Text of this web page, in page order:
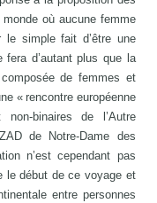
où aucune femme
simple fait d’être une
d’autant plus que la
de femmes et
« rencontre européenne
binaires de l’Autre
de Notre-Dame des
n’est cependant pas
le début de ce voyage et
entre personnes